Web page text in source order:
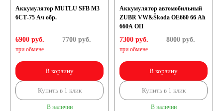
Аккумулятор MUTLU SFB M3
6СТ-75 Ач обр.
6900 руб.
при обмене
7700руб.
В корзину
Купить в 1 клик
В наличии
Аккумулятор автомобильный
ZUBR VW&Škoda OE660 66 Ah
660A ОП
7300 руб.
при обмене
8000руб.
В корзину
Купить в 1 клик
В наличии